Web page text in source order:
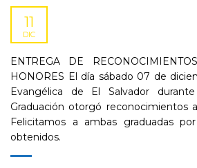
11
DIC
ENTREGA DE
HONORES El día sábado 07 de
Evangélica de El Salvador
Graduación otorgó reconocimientos
Felicitamos a ambas graduadas
obtenidos.